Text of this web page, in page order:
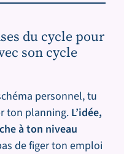
du cycle pour
son cycle
personnel, tu
ton planning. L’idée,
à ton niveau
de figer ton emploi